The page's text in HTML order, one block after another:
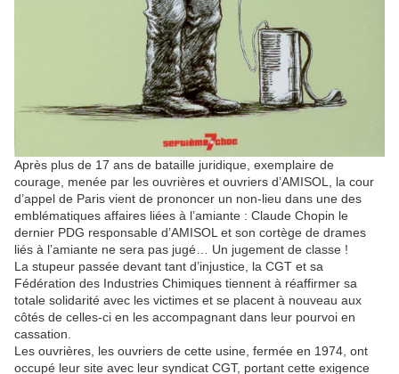
Après plus de 17 ans de bataille juridique, exemplaire de
courage, menée par les ouvrières et ouvriers d’AMISOL, la cour
d’appel de Paris vient de prononcer un non-lieu dans une des
emblématiques affaires liées à l’amiante : Claude Chopin le
dernier PDG responsable d’AMISOL et son cortège de drames
liés à l’amiante ne sera pas jugé… Un jugement de classe !
La stupeur passée devant tant d’injustice, la CGT et sa
Fédération des Industries Chimiques tiennent à réaffirmer sa
totale solidarité avec les victimes et se placent à nouveau aux
côtés de celles-ci en les accompagnant dans leur pourvoi en
cassation.
Les ouvrières, les ouvriers de cette usine, fermée en 1974, ont
occupé leur site avec leur syndicat CGT, portant cette exigence